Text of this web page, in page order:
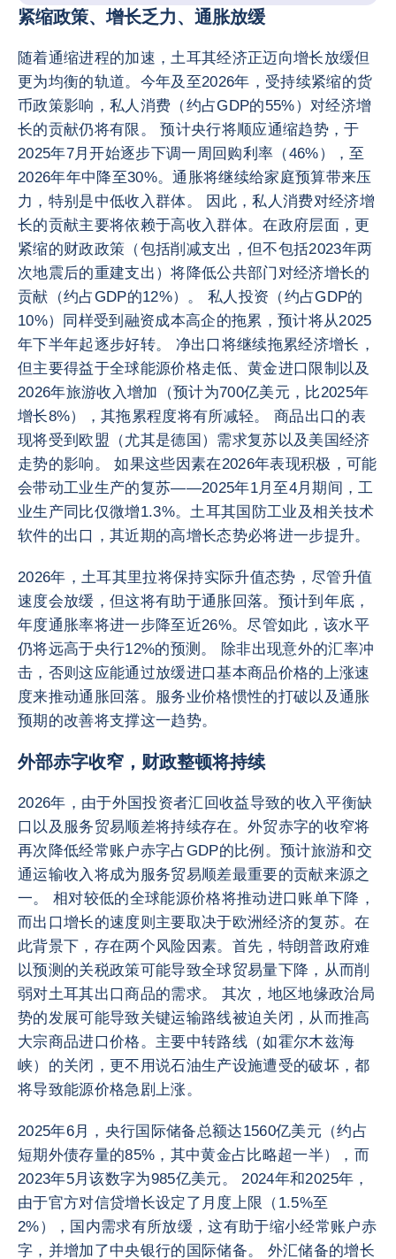
紧缩政策、增长乏力、通胀放缓
随着通缩进程的加速，土耳其经济正迈向增长放缓但
更为均衡的轨道。今年及至2026年，受持续紧缩的货
币政策影响，私人消费（约占GDP的55%）对经济增
长的贡献仍将有限。 预计央行将顺应通缩趋势，于
2025年7月开始逐步下调一周回购利率（46%），至
2026年年中降至30%。通胀将继续给家庭预算带来压
力，特别是中低收入群体。 因此，私人消费对经济增
长的贡献主要将依赖于高收入群体。在政府层面，更
紧缩的财政政策（包括削减支出，但不包括2023年两
次地震后的重建支出）将降低公共部门对经济增长的
贡献（约占GDP的12%）。 私人投资（约占GDP的
10%）同样受到融资成本高企的拖累，预计将从2025
年下半年起逐步好转。 净出口将继续拖累经济增长，
但主要得益于全球能源价格走低、黄金进口限制以及
2026年旅游收入增加（预计为700亿美元，比2025年
增长8%），其拖累程度将有所减轻。 商品出口的表
现将受到欧盟（尤其是德国）需求复苏以及美国经济
走势的影响。 如果这些因素在2026年表现积极，可能
会带动工业生产的复苏——2025年1月至4月期间，工
业生产同比仅微增1.3%。土耳其国防工业及相关技术
软件的出口，其近期的高增长态势必将进一步提升。
2026年，土耳其里拉将保持实际升值态势，尽管升值
速度会放缓，但这将有助于通胀回落。预计到年底，
年度通胀率将进一步降至近26%。尽管如此，该水平
仍将远高于央行12%的预测。 除非出现意外的汇率冲
击，否则这应能通过放缓进口基本商品价格的上涨速
度来推动通胀回落。服务业价格惯性的打破以及通胀
预期的改善将支撑这一趋势。
外部赤字收窄，财政整顿将持续
2026年，由于外国投资者汇回收益导致的收入平衡缺
口以及服务贸易顺差将持续存在。外贸赤字的收窄将
再次降低经常账户赤字占GDP的比例。预计旅游和交
通运输收入将成为服务贸易顺差最重要的贡献来源之
一。 相对较低的全球能源价格将推动进口账单下降，
而出口增长的速度则主要取决于欧洲经济的复苏。在
此背景下，存在两个风险因素。首先，特朗普政府难
以预测的关税政策可能导致全球贸易量下降，从而削
弱对土耳其出口商品的需求。 其次，地区地缘政治局
势的发展可能导致关键运输路线被迫关闭，从而推高
大宗商品进口价格。主要中转路线（如霍尔木兹海
峡）的关闭，更不用说石油生产设施遭受的破坏，都
将导致能源价格急剧上涨。
2025年6月，央行国际储备总额达1560亿美元（约占
短期外债存量的85%，其中黄金占比略超一半），而
2023年5月该数字为985亿美元。 2024年和2025年，
由于官方对信贷增长设定了月度上限（1.5%至
2%），国内需求有所放缓，这有助于缩小经常账户赤
字，并增加了中央银行的国际储备。 外汇储备的增长